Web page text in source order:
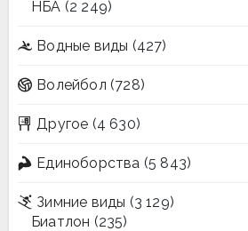
НБА (2 249)
Водные виды (427)
Волейбол (728)
Другое (4 630)
Единоборства (5 843)
Зимние виды (3 129)
Биатлон (235)